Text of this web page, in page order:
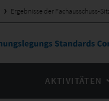
Ergebnisse der Fachausschuss-
AKTIVITÄTEN